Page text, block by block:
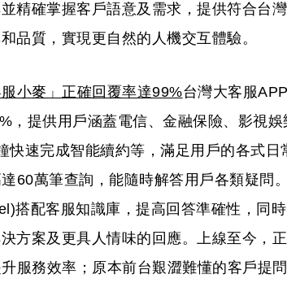
精確掌握客戶語意及需求，提供符合台灣
品質，實現更自然的人機交互體驗。
小麥」正確回覆率達99%台灣大客服
，提供用戶涵蓋電信、金融保險、影視娛
快速完成智能續約等，滿足用戶的各式日
60萬筆查詢，能隨時解答用戶各類疑問
搭配客服知識庫，提高回答準確性，同時
方案及更具人情味的回應。上線至今，正
服務效率；原本前台艱澀難懂的客戶提問